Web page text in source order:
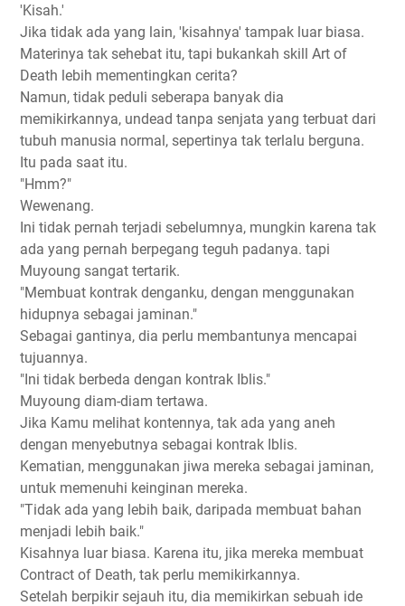
'Kisah.'
Jika tidak ada yang lain, 'kisahnya' tampak luar biasa.
Materinya tak sehebat itu, tapi bukankah skill Art of
Death lebih mementingkan cerita?
Namun, tidak peduli seberapa banyak dia
memikirkannya, undead tanpa senjata yang terbuat dari
tubuh manusia normal, sepertinya tak terlalu berguna.
Itu pada saat itu.
"Hmm?"
Wewenang.
Ini tidak pernah terjadi sebelumnya, mungkin karena tak
ada yang pernah berpegang teguh padanya. tapi
Muyoung sangat tertarik.
"Membuat kontrak denganku, dengan menggunakan
hidupnya sebagai jaminan."
Sebagai gantinya, dia perlu membantunya mencapai
tujuannya.
"Ini tidak berbeda dengan kontrak Iblis."
Muyoung diam-diam tertawa.
Jika Kamu melihat kontennya, tak ada yang aneh
dengan menyebutnya sebagai kontrak Iblis.
Kematian, menggunakan jiwa mereka sebagai jaminan,
untuk memenuhi keinginan mereka.
"Tidak ada yang lebih baik, daripada membuat bahan
menjadi lebih baik."
Kisahnya luar biasa. Karena itu, jika mereka membuat
Contract of Death, tak perlu memikirkannya.
Setelah berpikir sejauh itu, dia memikirkan sebuah ide